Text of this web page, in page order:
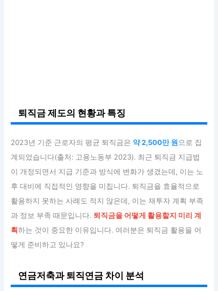
퇴직금 제도의 현황과 특징
2023년 기준 근로자의 평균 퇴직금은 약 2,500만 원으로 집
계되었습니다(출처: 고용노동부 2023). 최근 퇴직금 지급법
이 개정되면서 지급 기준과 방식에 변화가 생겼는데, 이는 노
후 대비에 직접적인 영향을 미칩니다. 퇴직금을 효율적으로
활용하지 못하는 사례도 적지 않은데, 이는 재투자 계획 부족
과 정보 부족 때문입니다. 퇴직금을 어떻게 활용할지 미리 계
획하는 것이 중요한 이유입니다. 여러분은 퇴직금 활용을 어
떻게 준비하고 있나요?
연금저축과 퇴직연금 차이 분석